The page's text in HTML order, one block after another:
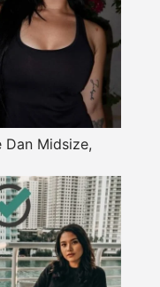
Dan Midsize,